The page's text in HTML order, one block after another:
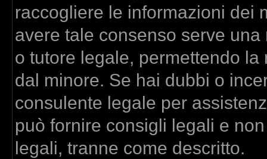
raccogliere le informazioni dei
avere tale consenso serve
o tutore legale, permettendo
dal minore. Se hai dubbi o
consulente legale per
può fornire consigli legali e
legali, tranne come descritto.